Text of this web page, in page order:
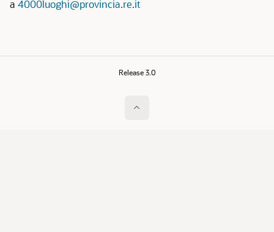
a 4000luoghi@provincia.re.it
Release 3.0